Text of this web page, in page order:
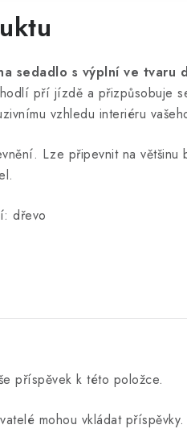
sedadlo s výplní ve tvaru
pří jízdě a přizpůsobuje
vzhledu interiéru
Lze připevnit na většinu
dřevo
příspěvek k této položce.
mohou vkládat